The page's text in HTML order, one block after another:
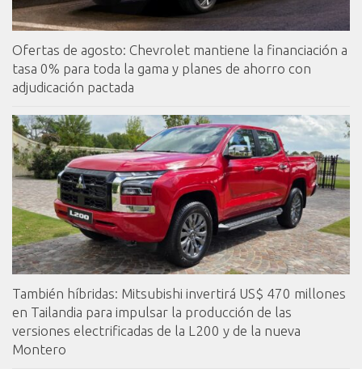
Ofertas de agosto: Chevrolet mantiene la financiación a
tasa 0% para toda la gama y planes de ahorro con
adjudicación pactada
También híbridas: Mitsubishi invertirá US$ 470 millones
en Tailandia para impulsar la producción de las
versiones electrificadas de la L200 y de la nueva
Montero